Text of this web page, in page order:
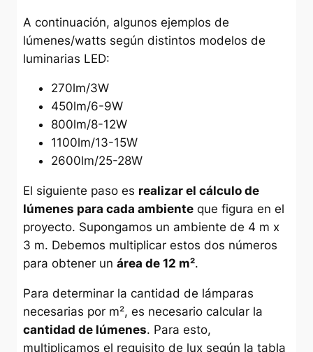
A continuación, algunos ejemplos de
lúmenes/watts según distintos modelos de
luminarias LED:
270lm/3W
450lm/6-9W
800lm/8-12W
1100lm/13-15W
2600lm/25-28W
El siguiente paso es realizar el cálculo de
lúmenes para cada ambienteque figura en el
proyecto. Supongamos un ambiente de 4 m x
3 m. Debemos multiplicar estos dos números
para obtener un área de 12 m².
Para determinar la cantidad de lámparas
necesarias por m², es necesario calcular la
cantidad de lúmenes. Para esto,
multiplicamos el requisito de lux según la tabla